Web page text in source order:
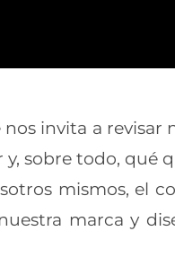
invita a revisar
sobre todo, qué
mismos, el
marca y